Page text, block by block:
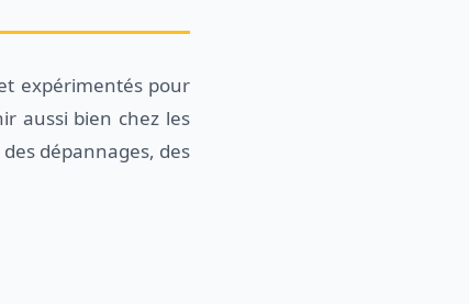
expérimentés pour
aussi bien chez les
dépannages, des